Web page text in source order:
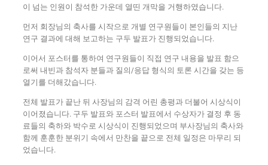
이 넘는 인원이 참석한 가운데 열띤 개막을 거행하였습니다.
먼저 회장님의 축사를 시작으로 개별 연구원들이 본인들의 지난
연구 결과에 대해 보고하는 구두 발표가 진행되었습니다.
이어서 포스터를 통하여 연구원들이 직접 연구 내용을 발표 함으
로써 내빈과 참석자 분들과 질의/응답 형식의 토론 시간을 갖는 등
열기를 더해갔습니다.
전체 발표가 끝난 뒤 사장님의 감격 어린 총평과 더불어 시상식이
이어졌습니다. 구두 발표와 포스터 발표에서 수상자가 결정 후 동
료들의 축하와 박수로 시상식이 진행되었으며 부사장님의 축사와
함께 훈훈한 분위기 속에서 만찬을 끝으로 전체 일정은 마무리 되
었습니다.